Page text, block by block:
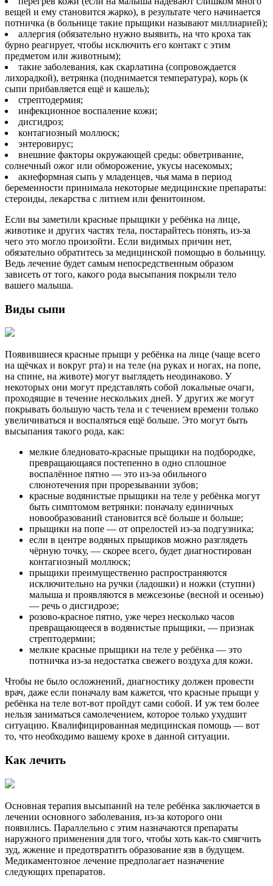
вещей и ему становится жарко), в результате чего начинается
потничка (в больнице такие прыщики называют миллиарией);
аллергия (обязательно нужно выявить, на что кроха так
бурно реагирует, чтобы исключить его контакт с этим
предметом или животным);
такие заболевания, как скарлатина (сопровождается
лихорадкой), ветрянка (поднимается температура), корь (к
сыпи прибавляется ещё и кашель);
стрептодермия;
инфекционное воспаление кожи;
дисгидроз;
контагиозный моллюск;
энтеровирус;
внешние факторы окружающей среды: обветривание,
солнечный ожог или обморожение, укусы насекомых;
акнеформная сыпь у младенцев, чья мама в период
беременности принимала некоторые медицинские препараты:
стероиды, лекарства с литием или фенитоином.
Если вы заметили красные прыщики у ребёнка на лице,
животике и других частях тела, постарайтесь понять, из-за
чего это могло произойти. Если видимых причин нет,
обязательно обратитесь за медицинской помощью в больницу.
Ведь лечение будет самым непосредственным образом
зависеть от того, какого рода высыпания покрыли тело
вашего малыша.
Виды сыпи
Появившиеся красные прыщи у ребёнка на лице (чаще всего
на щёчках и вокруг рта) и на теле (на руках и ногах, на попе,
на спине, на животе) могут выглядеть неодинаково. У
некоторых они могут представлять собой локальные очаги,
проходящие в течение нескольких дней. У других же могут
покрывать большую часть тела и с течением времени только
увеличиваться и воспаляться ещё больше. Это могут быть
высыпания такого рода, как:
мелкие бледновато-красные прыщики на подбородке,
превращающаяся постепенно в одно сплошное
воспалённое пятно — это из-эа обильного
слюнотечения при прорезывании зубов;
красные водянистые прыщики на теле у ребёнка могут
быть симптомом ветрянки: поначалу единичных
новообразований становится всё больше и больше;
прыщики на попе — от опрелостей из-за подгузника;
если в центре водяных прыщиков можно разглядеть
чёрную точку, — скорее всего, будет диагностирован
контагиозный моллюск;
прыщики преимущественно распространяются
исключительно на ручки (ладошки) и ножки (ступни)
малыша и проявляются в межсезонье (весной и осенью)
— речь о дисгидрозе;
розово-красное пятно, уже через несколько часов
превращающееся в водянистые прыщики, — признак
стрептодермии;
мелкие красные прыщики на теле у ребёнка — это
потничка из-за недостатка свежего воздуха для кожи.
Чтобы не было осложнений, диагностику должен провести
врач, даже если поначалу вам кажется, что красные прыщи у
ребёнка на теле вот-вот пройдут сами собой. И уж тем более
нельзя заниматься самолечением, которое только ухудшит
ситуацию. Квалифицированная медицинская помощь — вот
то, что необходимо вашему крохе в данной ситуации.
Как лечить
Основная терапия высыпаний на теле ребёнка заключается в
лечении основного заболевания, из-за которого они
появились. Параллельно с этим назначаются препараты
наружного применения для того, чтобы хоть как-то смягчить
зуд, жжение и предотвратить образование язв в будущем.
Медикаментозное лечение предполагает назначение
следующих препаратов.